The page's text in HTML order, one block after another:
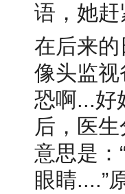
语，她
在后来
像头监
恐啊...好
后，医
意思是：
眼睛....”